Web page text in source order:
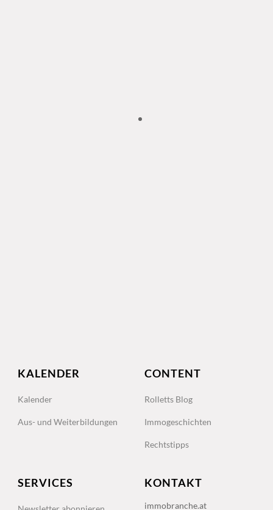
KALENDER
Kalender
Aus- und Weiterbildungen
CONTENT
Rolletts Blog
Immogeschichten
Rechtstipps
SERVICES KONTAKT
immobranche.at